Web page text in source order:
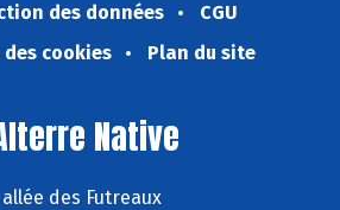
des données
CGU
cookies
Plan du site
Native
allée des Futreaux